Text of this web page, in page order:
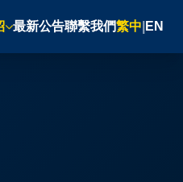
最新公告聯繫我們繁中 EN